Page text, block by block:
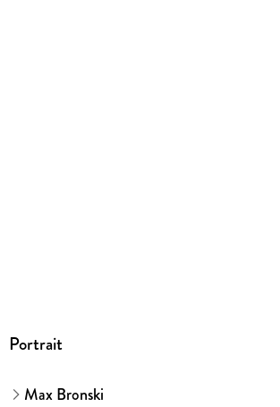
Portrait
Max Bronski